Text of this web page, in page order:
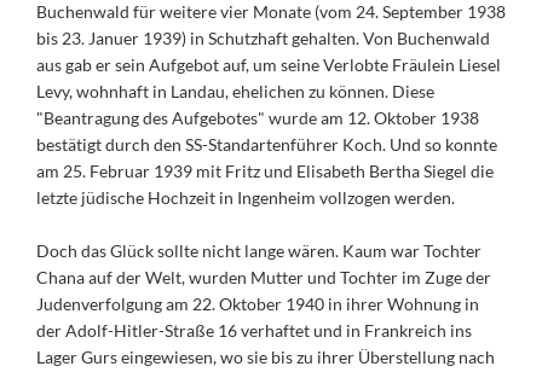
Buchenwald für weitere vier Monate (vom 24. September 1938
bis 23. Januer 1939) in Schutzhaft gehalten. Von Buchenwald
aus gab er sein Aufgebot auf, um seine Verlobte Fräulein Liesel
Levy, wohnhaft in Landau, ehelichen zu können. Diese
"Beantragung des Aufgebotes" wurde am 12. Oktober 1938
bestätigt durch den SS-Standartenführer Koch. Und so konnte
am 25. Februar 1939 mit Fritz und Elisabeth Bertha Siegel die
letzte jüdische Hochzeit in Ingenheim vollzogen werden.
Doch das Glück sollte nicht lange wären. Kaum war Tochter
Chana auf der Welt, wurden Mutter und Tochter im Zuge der
Judenverfolgung am 22. Oktober 1940 in ihrer Wohnung in
der Adolf-Hitler-Straße 16 verhaftet und in Frankreich ins
Lager Gurs eingewiesen, wo sie bis zu ihrer Überstellung nach